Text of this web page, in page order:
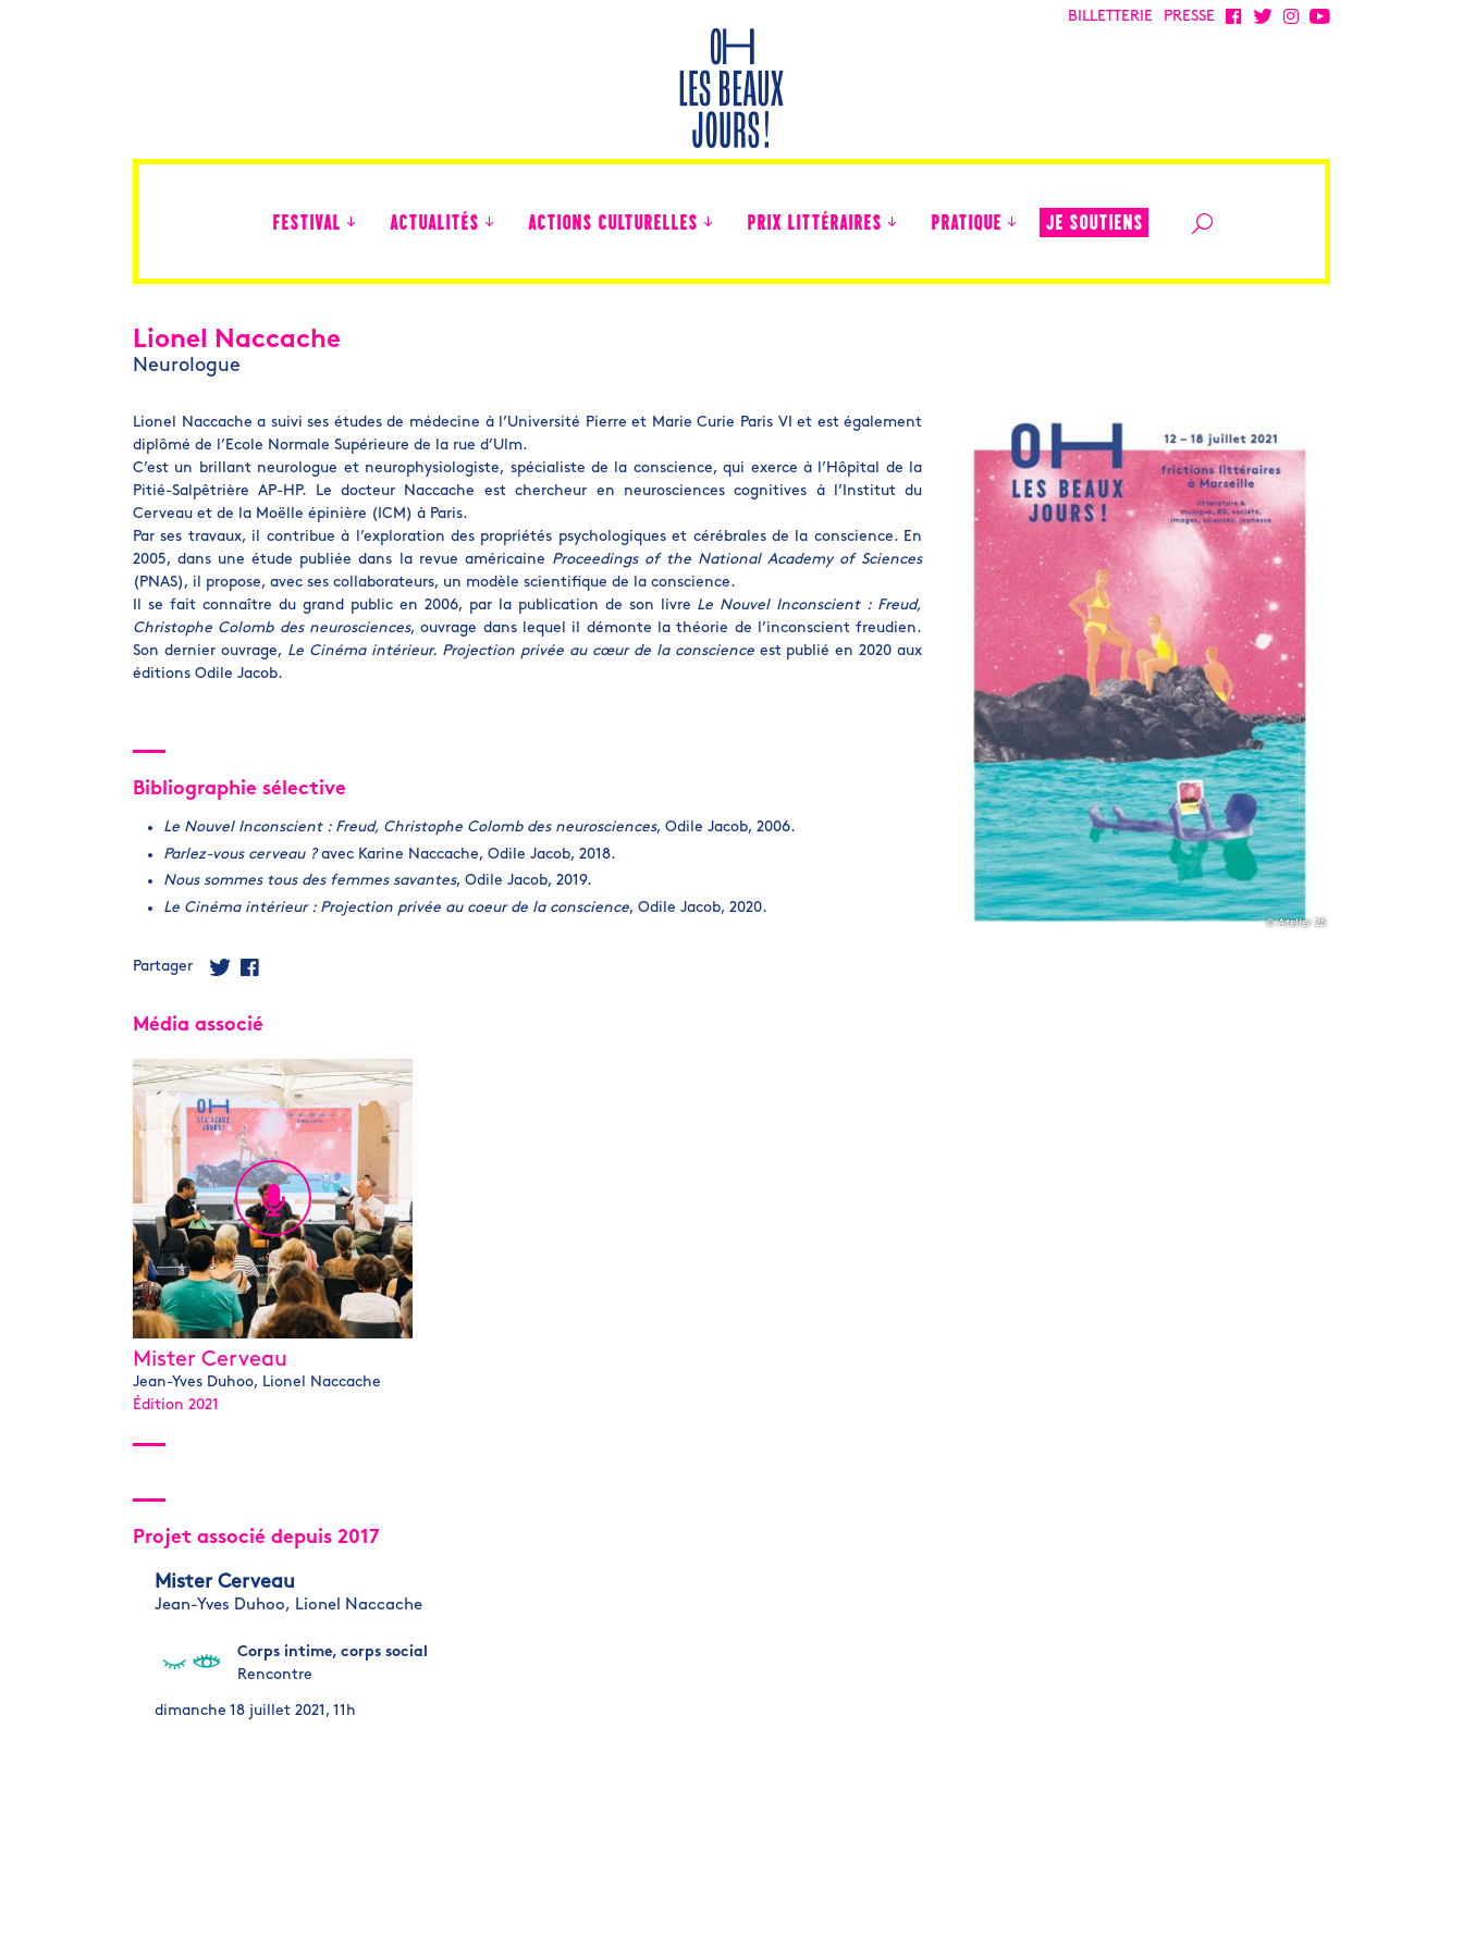
BILLETTERIE PRESSE
FESTIVAL ACTUALITÉS ACTIONS CULTURELLES PRIX LITTÉRAIRES PRATIQUE JE SOUTIENS
Lionel Naccache
Neurologue
Lionel Naccache a suivi ses études de médecine à l’Université Pierre et Marie Curie Paris VI et est également
diplômé de l’Ecole Normale Supérieure de la rue d’Ulm.
C’est un brillant neurologue et neurophysiologiste, spécialiste de la conscience, qui exerce à l’Hôpital de la
Pitié-Salpêtrière AP-HP. Le docteur Naccache est chercheur en neurosciences cognitives à l’Institut du
Cerveau et de la Moëlle épinière (ICM) à Paris.
Par ses travaux, il contribue à l’exploration des propriétés psychologiques et cérébrales de la conscience. En
2005, dans une étude publiée dans la revue américaine Proceedings of the National Academy of Sciences
(PNAS), il propose, avec ses collaborateurs, un modèle scientifique de la conscience.
Il se fait connaître du grand public en 2006, par la publication de son livre Le Nouvel Inconscient : Freud,
Christophe Colomb des neurosciences, ouvrage dans lequel il démonte la théorie de l’inconscient freudien.
Son dernier ouvrage, Le Cinéma intérieur. Projection privée au cœur de la conscienceest publié en 2020 aux
éditions Odile Jacob.
Bibliographie sélective
Le Nouvel Inconscient : Freud, Christophe Colomb des neurosciences, Odile Jacob, 2006.
Parlez-vous cerveau ?avec Karine Naccache, Odile Jacob, 2018.
Nous sommes tous des femmes savantes, Odile Jacob, 2019.
Le Cinéma intérieur : Projection privée au coeur de la conscience, Odile Jacob, 2020.
Partager
© Atelier 25
Média associé
Mister Cerveau
Jean-Yves Duhoo, Lionel Naccache
Édition 2021
Projet associé depuis 2017
Mister Cerveau
Jean-Yves Duhoo, Lionel Naccache
Corps intime, corps social
Rencontre
dimanche 18 juillet 2021, 11h